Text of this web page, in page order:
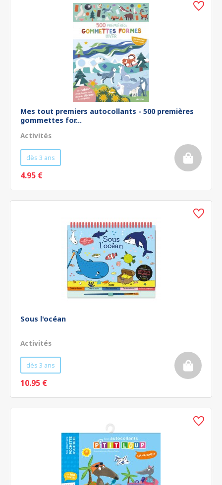
Mes tout premiers autocollants - 500 premières
gommettes for...
Activités
dès 3 ans
4.95 €
Sous l'océan
Activités
dès 3 ans
10.95 €